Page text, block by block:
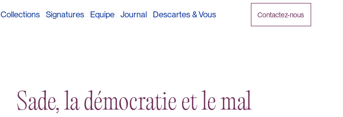
Collections Signatures Equipe Journal Descartes & Vous Contactez-nous
Sade, la démocratie et le mal